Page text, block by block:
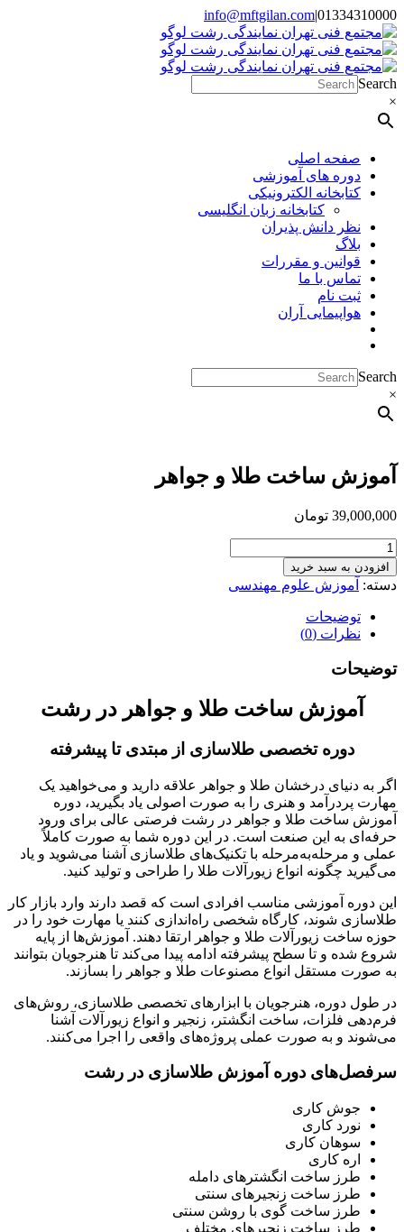
Skip
to
content
01334310000
|
info@mftgilan.com
Instagram
LinkedIn
Search
×
صفحه اصلی
دوره های آموزشی
کتابخانه الکترونیکی
کتابخانه زبان انگلیسی
نظر دانش پذیران
بلاگ
قوانین و مقررات
تماس با ما
ثبت نام
هواپیمایی آران
Search
×
آموزش ساخت طلا و جواهر
39,000,000 تومان
آموزش
ساخت
طلا
جواهر
افزودن به سبد خرید
دسته: آموزش علوم مهندسی
توضیحات
نظرات (0)
توضیحات
آموزش ساخت طلا و جواهر در رشت
دوره تخصصی طلاسازی از مبتدی تا پیشرفته
اگر به دنیای درخشان طلا و جواهر علاقه دارید و می‌خواهید یک
مهارت پردرآمد و هنری را به صورت اصولی یاد بگیرید، دوره
آموزش ساخت طلا و جواهر در رشت فرصتی عالی برای ورود
حرفه‌ای به این صنعت است. در این دوره شما به صورت کاملاً
عملی و مرحله‌به‌مرحله با تکنیک‌های طلاسازی آشنا می‌شوید و یاد
می‌گیرید چگونه انواع زیورآلات طلا را طراحی و تولید کنید.
این دوره آموزشی مناسب افرادی است که قصد دارند وارد بازار کار
طلاسازی شوند، کارگاه شخصی راه‌اندازی کنند یا مهارت خود را در
حوزه ساخت زیورآلات طلا و جواهر ارتقا دهند. آموزش‌ها از پایه
شروع شده و تا سطح پیشرفته ادامه پیدا می‌کند تا هنرجویان بتوانند
به صورت مستقل انواع مصنوعات طلا و جواهر را بسازند.
در طول دوره، هنرجویان با ابزارهای تخصصی طلاسازی، روش‌های
فرم‌دهی فلزات، ساخت انگشتر، زنجیر و انواع زیورآلات آشنا
می‌شوند و به صورت عملی پروژه‌های واقعی را اجرا می‌کنند.
سرفصل‌های دوره آموزش طلاسازی در رشت
جوش کاری
نورد کاری
سوهان کاری
اره کاری
طرز ساخت انگشترهای دامله
طرز ساخت زنجیرهای سنتی
طرز ساخت گوی با روشن سنتی
طرز ساخت زنجیرهای مختلف